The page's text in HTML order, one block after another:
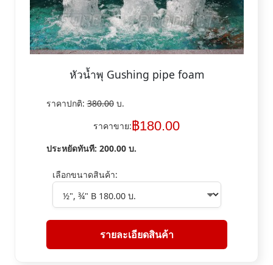
หัวน้ำพุ Gushing pipe foam
ราคาปกติ:380.00บ.
ราคาขาย:฿180.00
ประหยัดทันที: 200.00บ.
เลือกขนาดสินค้า:
รายละเอียดสินค้า